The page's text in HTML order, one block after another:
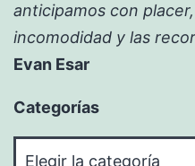
anticipamos con
incomodidad y las
Evan Esar
Categorías